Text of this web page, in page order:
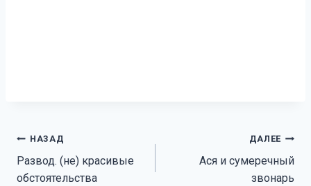
Навигация
по
НАЗАД
Развод. (не) красивые
обстоятельства
ДАЛЕЕ
Ася и сумеречный
звонарь